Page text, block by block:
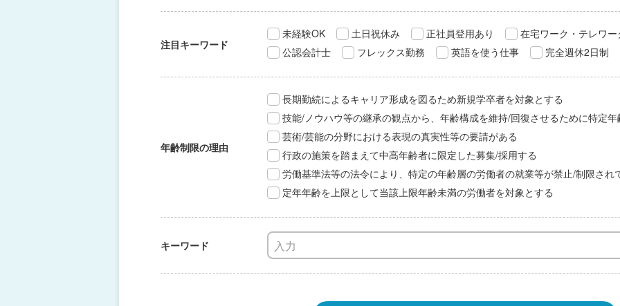
注目キーワード
未経験OK 土日祝休み 正社員登用あり
在宅ワーク・テレワー
公認会計士
フレックス勤務 英語を使う仕事 完全週休2日制
年齢制限の理由
長期勤続によるキャリア形成を図るため新規学卒者を対象とする
技能/ノウハウ等の継承の観点から、年齢構成を維持/回復させるために特定
芸術/芸能の分野における表現の真実性等の要請がある
行政の施策を踏まえて中高年齢者に限定した募集/採用する
労働基準法等の法令により、特定の年齢層の労働者の就業等が禁止/制限され
定年年齢を上限として当該上限年齢未満の労働者を対象とする
キーワード